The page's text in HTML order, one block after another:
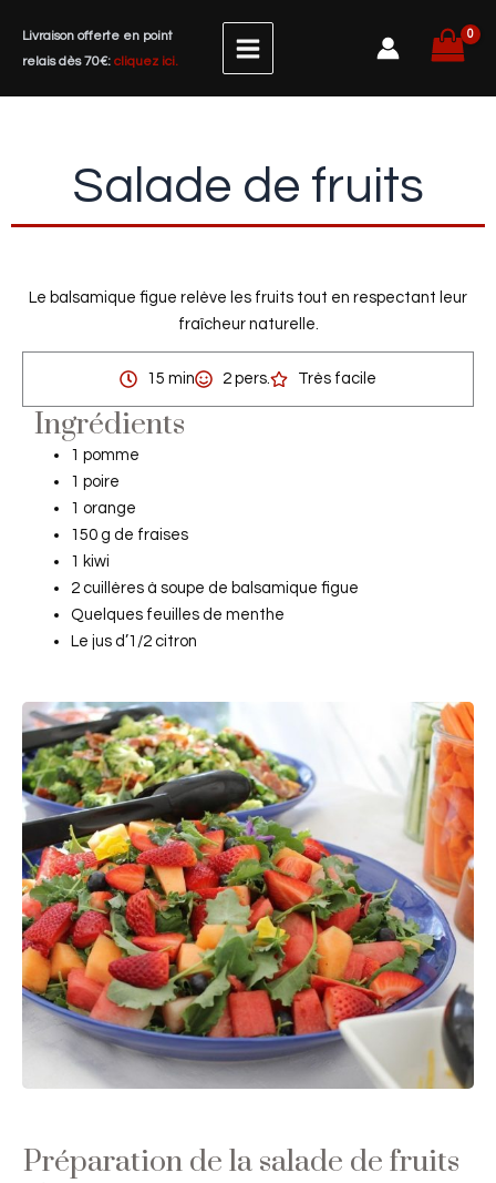
contenu
Livraison offerte en point
relais dès 70€: cliquez ici.
Salade de fruits
Le balsamique figue relève les fruits tout en respectant leur
fraîcheur naturelle.
15 min 2 pers. Très facile
Ingrédients
1 pomme
1 poire
1 orange
150 g de fraises
1 kiwi
2 cuillères à soupe de balsamique figue
Quelques feuilles de menthe
Le jus d’1/2 citron
Préparation de la salade de fruits